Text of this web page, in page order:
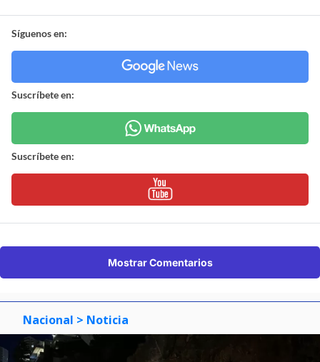
Síguenos en:
Suscríbete en:
Suscríbete en:
Mostrar Comentarios
Nacional > Noticia